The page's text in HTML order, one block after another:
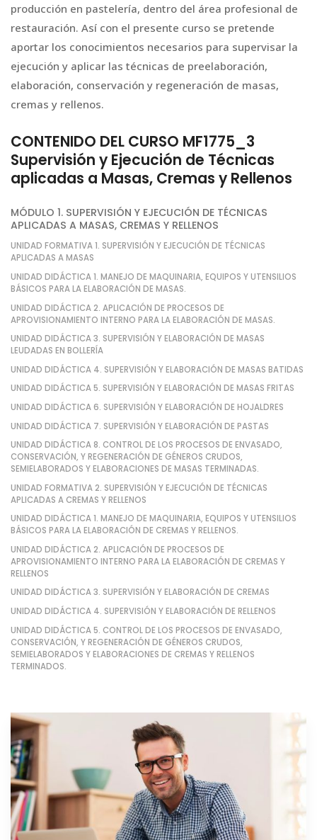
producción en pastelería, dentro del área profesional de
restauración. Así con el presente curso se pretende
aportar los conocimientos necesarios para supervisar la
ejecución y aplicar las técnicas de preelaboración,
elaboración, conservación y regeneración de masas,
cremas y rellenos.
CONTENIDO DEL CURSO MF1775_3
Supervisión y Ejecución de Técnicas
aplicadas a Masas, Cremas y Rellenos
MÓDULO 1. SUPERVISIÓN Y EJECUCIÓN DE TÉCNICAS
APLICADAS A MASAS, CREMAS Y RELLENOS
UNIDAD FORMATIVA 1. SUPERVISIÓN Y EJECUCIÓN DE TÉCNICAS
APLICADAS A MASAS
UNIDAD DIDÁCTICA 1. MANEJO DE MAQUINARIA, EQUIPOS Y UTENSILIOS
BÁSICOS PARA LA ELABORACIÓN DE MASAS.
UNIDAD DIDÁCTICA 2. APLICACIÓN DE PROCESOS DE
APROVISIONAMIENTO INTERNO PARA LA ELABORACIÓN DE MASAS.
UNIDAD DIDÁCTICA 3. SUPERVISIÓN Y ELABORACIÓN DE MASAS
LEUDADAS EN BOLLERÍA
UNIDAD DIDÁCTICA 4. SUPERVISIÓN Y ELABORACIÓN DE MASAS BATIDAS
UNIDAD DIDÁCTICA 5. SUPERVISIÓN Y ELABORACIÓN DE MASAS FRITAS
UNIDAD DIDÁCTICA 6. SUPERVISIÓN Y ELABORACIÓN DE HOJALDRES
UNIDAD DIDÁCTICA 7. SUPERVISIÓN Y ELABORACIÓN DE PASTAS
UNIDAD DIDÁCTICA 8. CONTROL DE LOS PROCESOS DE ENVASADO,
CONSERVACIÓN, Y REGENERACIÓN DE GÉNEROS CRUDOS,
SEMIELABORADOS Y ELABORACIONES DE MASAS TERMINADAS.
UNIDAD FORMATIVA 2. SUPERVISIÓN Y EJECUCIÓN DE TÉCNICAS
APLICADAS A CREMAS Y RELLENOS
UNIDAD DIDÁCTICA 1. MANEJO DE MAQUINARIA, EQUIPOS Y UTENSILIOS
BÁSICOS PARA LA ELABORACIÓN DE CREMAS Y RELLENOS.
UNIDAD DIDÁCTICA 2. APLICACIÓN DE PROCESOS DE
APROVISIONAMIENTO INTERNO PARA LA ELABORACIÓN DE CREMAS Y
RELLENOS
UNIDAD DIDÁCTICA 3. SUPERVISIÓN Y ELABORACIÓN DE CREMAS
UNIDAD DIDÁCTICA 4. SUPERVISIÓN Y ELABORACIÓN DE RELLENOS
UNIDAD DIDÁCTICA 5. CONTROL DE LOS PROCESOS DE ENVASADO,
CONSERVACIÓN, Y REGENERACIÓN DE GÉNEROS CRUDOS,
SEMIELABORADOS Y ELABORACIONES DE CREMAS Y RELLENOS
TERMINADOS.